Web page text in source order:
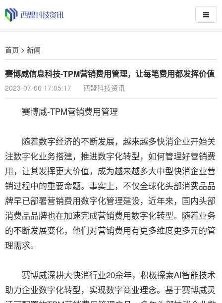
首页 > 新闻
赛博威信息科技-TPM营销费用管理，让每笔费用都发挥价值
2023-07-06 17:05:17 西盟科技资讯
赛博威-TPM营销费用管理
随着数字经济的不断发展，越来越多快消企业开始关
注数字化业务搭建，推进数字化转型，如何管理好营销费
用，让其发挥更大价值，成为越来越多大中型快消企业营
销过程中的重要命题。事实上，不仅全球化头部消费品品
牌早已部署营销费用数字化管理建设，近年来，国内头部
消费品品牌也在加速完成营销费用数字化转型。随着业务
的不断发展变化，他们对营销费用有更多维度更多元的管
理需求。
赛博威深耕大快消行业20余年，积极探索AI智能技术
助力企业数字化转型，实现数字商业理念。基于赛博威灵